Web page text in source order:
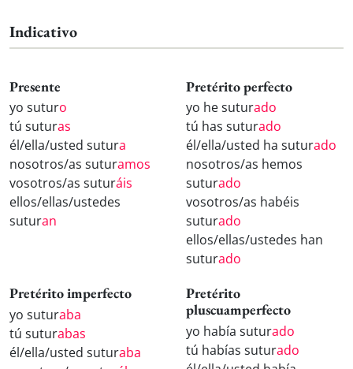
Indicativo
Presente
yo suturo
tú suturas
él/ella/usted sutura
nosotros/as suturamos
vosotros/as suturáis
ellos/ellas/ustedes
suturan
Pretérito perfecto
yo he suturado
tú has suturado
él/ella/usted ha suturado
nosotros/as hemos
suturado
vosotros/as habéis
suturado
ellos/ellas/ustedes han
suturado
Pretérito imperfecto
yo suturaba
tú suturabas
él/ella/usted suturaba
Pretérito
pluscuamperfecto
yo había suturado
tú habías suturado